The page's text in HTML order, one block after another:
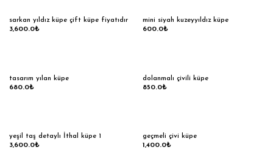
sarkan yıldız küpe çift küpe fiyatıdır
3,600.0₺
mini siyah kuzeyyıldız küpe
600.0₺
tasarım yılan küpe
680.0₺
dolanmalı çivili küpe
850.0₺
yeşil taş detaylı İthal küpe 1
3,600.0₺
geçmeli çivi küpe
1,400.0₺